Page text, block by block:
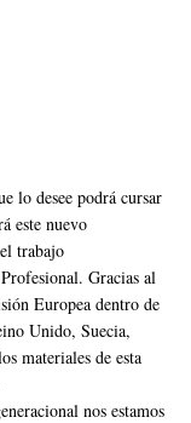
lo desee podrá cursar
este nuevo
trabajo
Gracias al
Europea dentro de
Unido, Suecia,
materiales de esta
nos estamos